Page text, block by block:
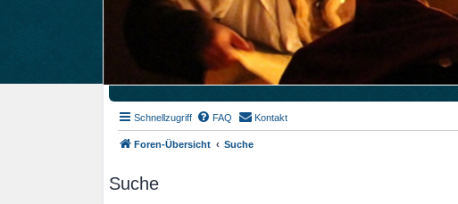
Schnellzugriff FAQ Kontakt
Foren-Übersicht Suche
Suche